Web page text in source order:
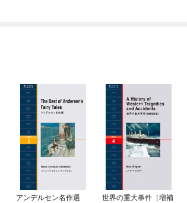
アンデルセン名作選
世界の重大事件［増補